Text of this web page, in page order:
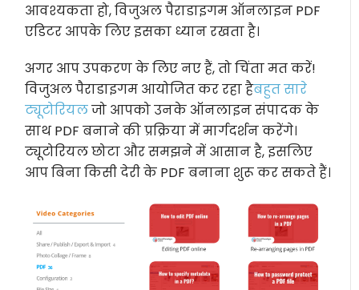
आवश्यकता हो, विजुअल पैराडाइगम ऑनलाइन PDF
एडिटर आपके लिए इसका ध्यान रखता है।
अगर आप उपकरण के लिए नए हैं, तो चिंता मत करें!
विजुअल पैराडाइगम आयोजित कर रहा हैबहुत सारे
ट्यूटोरियलजो आपको उनके ऑनलाइन संपादक के
साथ PDF बनाने की प्रक्रिया में मार्गदर्शन करेंगे।
ट्यूटोरियल छोटा और समझने में आसान है, इसलिए
आप बिना किसी देरी के PDF बनाना शुरू कर सकते हैं।